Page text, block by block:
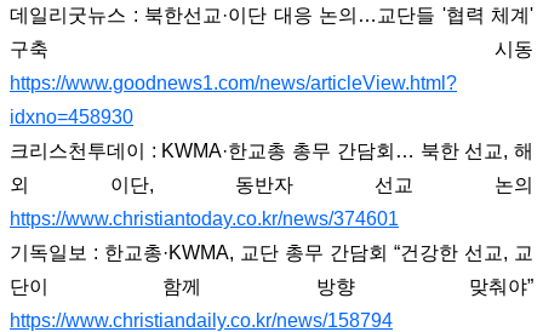
데일리굿뉴스 : 북한선교·이단 대응 논의…교단들 '협력 체계'
구축 시동
https://www.goodnews1.com/news/articleView.html?
idxno=458930
크리스천투데이 : KWMA·한교총 총무 간담회… 북한 선교, 해
외 이단, 동반자 선교 논의
https://www.christiantoday.co.kr/news/374601
기독일보 : 한교총·KWMA, 교단 총무 간담회 “건강한 선교, 교
단이 함께 방향 맞춰야”
https://www.christiandaily.co.kr/news/158794